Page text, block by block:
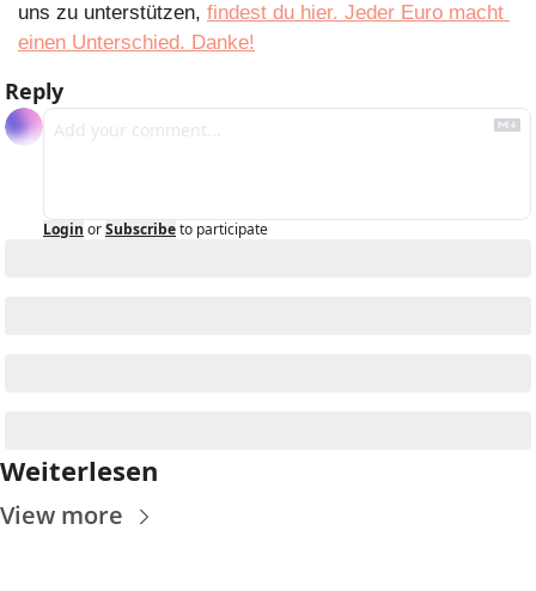
uns zu unterstützen, findest du hier. Jeder Euro macht
einen Unterschied. Danke!
Reply
Login orSubscribeto participate
Weiterlesen
View more